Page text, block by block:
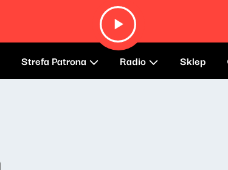
Strefa Patrona Radio Sklep